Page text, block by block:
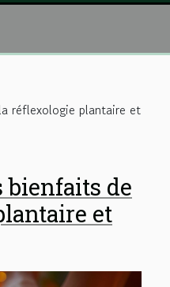
réflexologie plantaire et
de
et